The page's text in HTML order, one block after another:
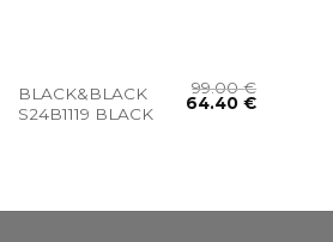
BLACK&BLACK
S24B1119 BLACK
99.00€
64.40€